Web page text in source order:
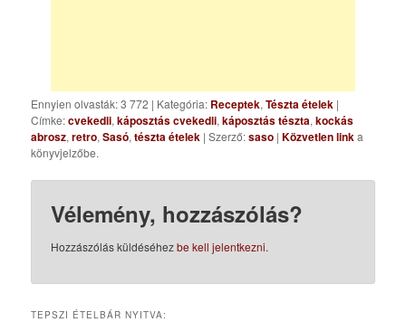
Ennyien olvasták: 3 772 | Kategória: Receptek,Tészta ételek |
Címke:cvekedli,káposztás cvekedli,káposztás tészta,kockás
abrosz,retro,Sasó,tészta ételek | Szerző:saso |Közvetlen linka
könyvjelzőbe.
Vélemény, hozzászólás?
Hozzászólás küldéséhezbe kell jelentkezni.
TEPSZI ÉTELBÁR NYITVA: